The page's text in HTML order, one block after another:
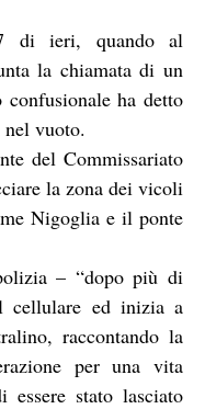
di ieri, quando al
la chiamata di un
confusionale ha detto
vuoto.
del Commissariato
la zona dei vicoli
Nigoglia e il ponte
– “dopo più di
cellulare ed inizia a
raccontando la
per una vita
stato lasciato